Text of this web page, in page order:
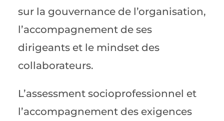
sur la gouvernance de l’organisation,
l’accompagnement de ses
dirigeants et le mindset des
collaborateurs.
L’assessment socioprofessionnel et
l’accompagnement des exigences